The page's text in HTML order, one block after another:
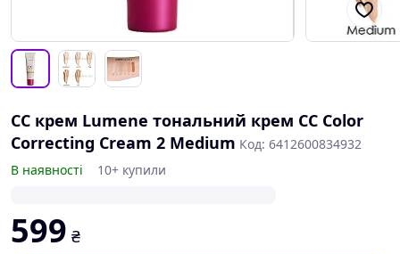
CC крем Lumene тональний крем CC Color
Correcting Cream 2 Medium Код: 6412600834932
В наявності
10+ купили
599 ₴